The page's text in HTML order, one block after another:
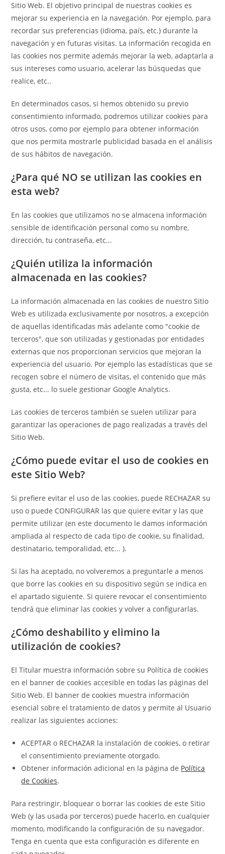
Sitio Web. El objetivo principal de nuestras cookies es
mejorar su experiencia en la navegación. Por ejemplo, para
recordar sus preferencias (idioma, país, etc.) durante la
navegación y en futuras visitas. La información recogida en
las cookies nos permite además mejorar la web, adaptarla a
sus intereses como usuario, acelerar las búsquedas que
realice, etc..
En determinados casos, si hemos obtenido su previo
consentimiento informado, podremos utilizar cookies para
otros usos, como por ejemplo para obtener información
que nos permita mostrarle publicidad basada en el análisis
de sus hábitos de navegación.
¿Para qué NO se utilizan las cookies en
esta web?
En las cookies que utilizamos no se almacena información
sensible de identificación personal como su nombre,
dirección, tu contraseña, etc...
¿Quién utiliza la información
almacenada en las cookies?
La información almacenada en las cookies de nuestro Sitio
Web es utilizada exclusivamente por nosotros, a excepción
de aquellas identificadas más adelante como "cookie de
terceros", que son utilizadas y gestionadas por entidades
externas que nos proporcionan servicios que mejoran la
experiencia del usuario. Por ejemplo las estadísticas que se
recogen sobre el número de visitas, el contenido que más
gusta, etc... lo suele gestionar Google Analytics.
Las cookies de terceros también se suelen utilizar para
garantizar las operaciones de pago realizadas a través del
Sitio Web.
¿Cómo puede evitar el uso de cookies en
este Sitio Web?
Si prefiere evitar el uso de las cookies, puede RECHAZAR su
uso o puede CONFIGURAR las que quiere evitar y las que
permite utilizar (en este documento le damos información
ampliada al respecto de cada tipo de cookie, su finalidad,
destinatario, temporalidad, etc... ).
Si las ha aceptado, no volveremos a preguntarle a menos
que borre las cookies en su dispositivo según se indica en
el apartado siguiente. Si quiere revocar el consentimiento
tendrá que eliminar las cookies y volver a configurarlas.
¿Cómo deshabilito y elimino la
utilización de cookies?
El Titular muestra información sobre su Política de cookies
en el banner de cookies accesible en todas las páginas del
Sitio Web. El banner de cookies muestra información
esencial sobre el tratamiento de datos y permite al Usuario
realizar las siguientes acciones:
ACEPTAR o RECHAZAR la instalación de cookies, o retirar
el consentimiento previamente otorgado.
Obtener información adicional en la página de Política
de Cookies.
Para restringir, bloquear o borrar las cookies de este Sitio
Web (y las usada por terceros) puede hacerlo, en cualquier
momento, modificando la configuración de su navegador.
Tenga en cuenta que esta configuración es diferente en